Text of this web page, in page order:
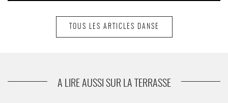
temps et l’espace
TOUS LES ARTICLES DANSE
A LIRE AUSSI SUR LA TERRASSE